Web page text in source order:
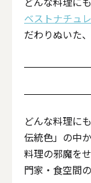
ベストナチュレ
だわりぬいた
どんな料理に
伝統色」の中
料理の邪魔を
門家・食空間